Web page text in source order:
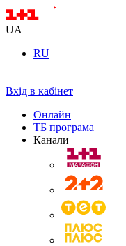
UA
RU
Вхід в кабінет
Онлайн
ТБ програма
Канали